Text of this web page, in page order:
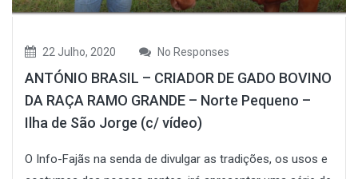
22 Julho, 2020 No Responses
ANTÓNIO BRASIL – CRIADOR DE GADO BOVINO
DA RAÇA RAMO GRANDE – Norte Pequeno –
Ilha de São Jorge (c/ vídeo)
O Info-Fajãs na senda de divulgar as tradições, os usos e